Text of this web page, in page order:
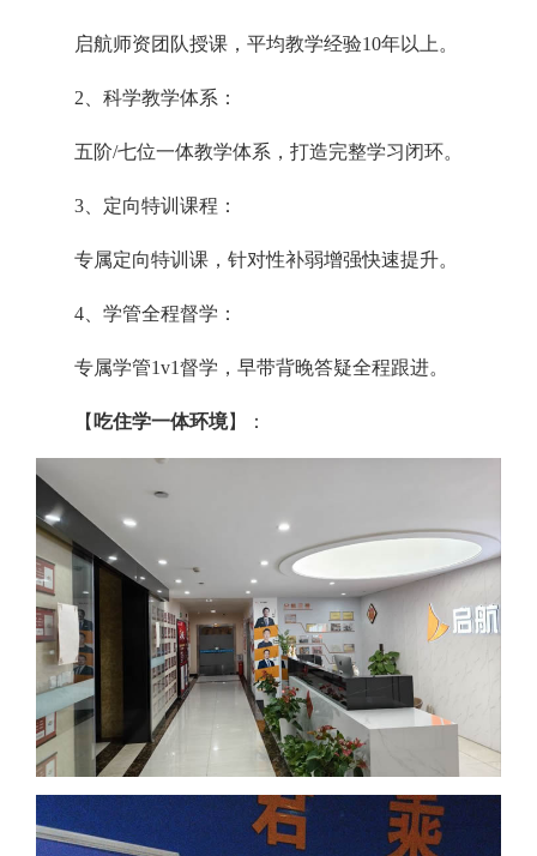
启航师资团队授课，平均教学经验10年以上。
2、科学教学体系：
五阶/七位一体教学体系，打造完整学习闭环。
3、定向特训课程：
专属定向特训课，针对性补弱增强快速提升。
4、学管全程督学：
专属学管1v1督学，早带背晚答疑全程跟进。
【 吃住学一体环境】：